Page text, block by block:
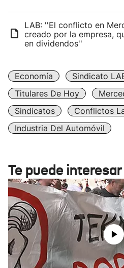
LAB: ''El conflicto en
creado por la empresa,
en dividendos''
Economía Sindicato
Titulares De Hoy
Sindicatos
Conflictos
Industria Del Automóvil
Te puede interesar